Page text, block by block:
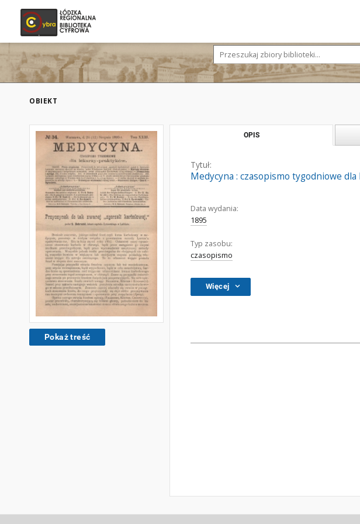
OBIEKT
Pokaż treść
OPIS
Tytuł:
Medycyna : czasopismo tygodniowe
Data wydania:
1895
Typ zasobu:
czasopismo
Więcej